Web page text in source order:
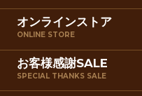
オンラインストア
ONLINE STORE
お客様感謝SALE
SPECIAL THANKS SALE